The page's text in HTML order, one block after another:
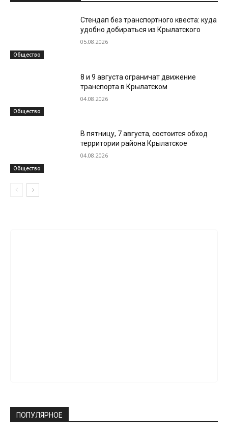
Общество
Стендап без транспортного квеста: куда
удобно добираться из Крылатского
05.08.2026
Общество
8 и 9 августа ограничат движение
транспорта в Крылатском
04.08.2026
Общество
В пятницу, 7 августа, состоится обход
территории района Крылатское
04.08.2026
ПОПУЛЯРНОЕ